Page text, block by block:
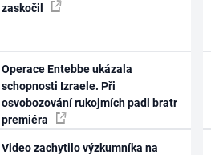
zaskočil
Operace Entebbe ukázala
schopnosti Izraele. Při
osvobozování rukojmích padl bratr
premiéra
Video zachytilo výzkumníka na